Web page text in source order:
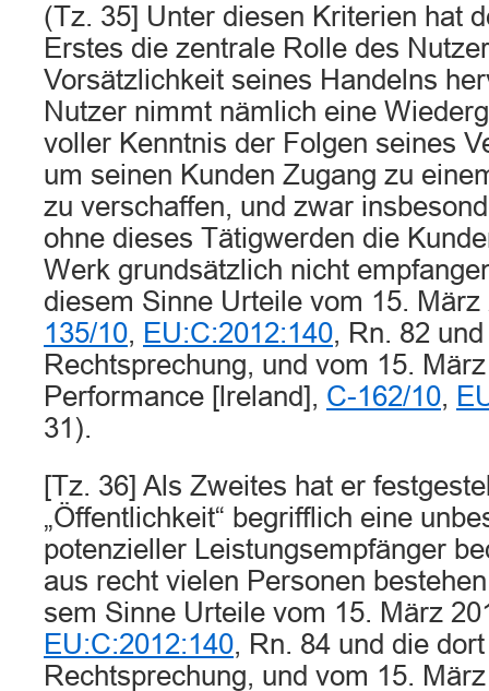
(Tz. 35] Unter diesen Kriterien hat
Erstes die zentrale Rolle des
Vorsätzlichkeit seines Handelns
Nutzer nimmt nämlich eine
voller Kenntnis der Folgen seines
um seinen Kunden Zugang zu
zu verschaffen, und zwar
ohne dieses Tätigwerden die
Werk grundsätzlich nicht
diesem Sinne Urteile vom 15.
135/10, EU:C:2012:140, Rn. 82
Rechtsprechung, und vom 15.
Performance [lreland], C-162/10,
31).
[Tz. 36] Als Zweites hat er
„Öffentlichkeit“ begrifflich eine
potenzieller Leistungsempfänger
aus recht vielen Personen
sem Sinne Urteile vom 15. März
EU:C:2012:140, Rn. 84 und die
Rechtsprechung, und vom 15.